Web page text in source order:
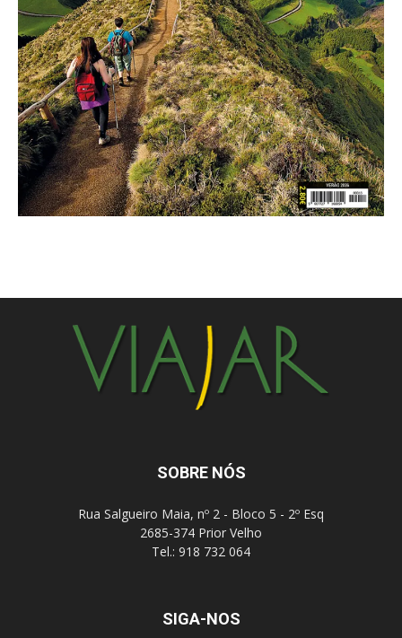
SOBRE NÓS
Rua Salgueiro Maia, nº 2 - Bloco 5 - 2º Esq
2685-374 Prior Velho
Tel.: 918 732 064
SIGA-NOS